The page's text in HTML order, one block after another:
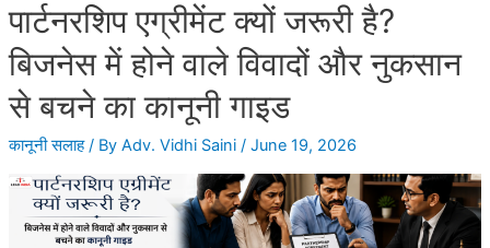
के
नए
तरीके
कैसे
पहचानें
और
को
पार्टनरशिप एग्रीमेंट क्यों जरूरी है?
बिजनेस में होने वाले विवादों और नुकसान
से बचने का कानूनी गाइड
कानूनी सलाह/ By Adv. Vidhi Saini / June 19, 2026